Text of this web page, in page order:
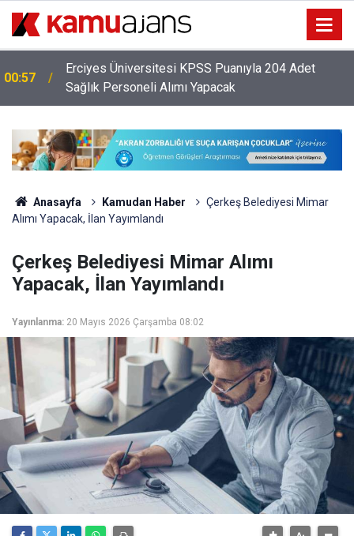
00:57
Erciyes Üniversitesi KPSS Puanıyla 204 Adet
Sağlık Personeli Alımı Yapacak
Anasayfa Kamudan Haber
Çerkeş Belediyesi Mimar
Alımı Yapacak, İlan Yayımlandı
Çerkeş Belediyesi Mimar Alımı
Yapacak, İlan Yayımlandı
Yayınlanma: 20 Mayıs 2026 Çarşamba 08:02